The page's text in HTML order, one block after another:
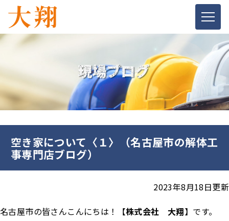
空き家について〈１〉（名古屋市の解体工
事専門店ブログ）
2023年8月18日更新
名古屋市の皆さんこんにちは！【株式会社 大翔】です。